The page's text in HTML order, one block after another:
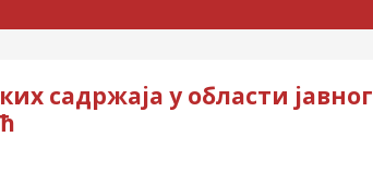
садржаја у области јавног